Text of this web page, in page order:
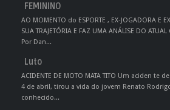
FEMININO
AO MOMENTO do ESPORTE , EX-JOGADORA E
SUA TRAJETÓRIA E FAZ UMA ANÁLISE DO
Por Dan...
Luto
ACIDENTE DE MOTO MATA TITO Um aciden
4 de abril, tirou a vida do jovem Renato
conhecido...